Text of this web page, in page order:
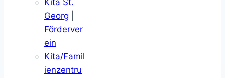
Kita St.
Georg
Förderver
ein
Kita/Famil
ienzentru